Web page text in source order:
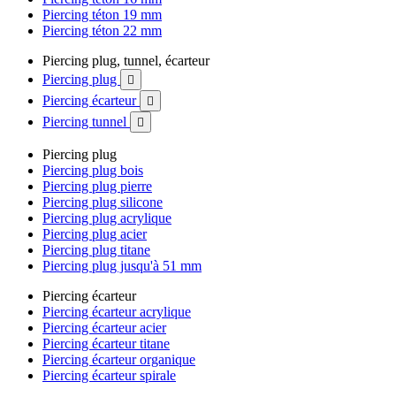
Piercing téton 19 mm
Piercing téton 22 mm
Piercing plug, tunnel, écarteur
Piercing plug

Piercing écarteur 
Piercing tunnel 
Piercing plug
Piercing plug bois
Piercing plug pierre
Piercing plug silicone
Piercing plug acrylique
Piercing plug acier
Piercing plug titane
Piercing plug jusqu'à 51 mm
Piercing écarteur
Piercing écarteur acrylique
Piercing écarteur acier
Piercing écarteur titane
Piercing écarteur organique
Piercing écarteur spirale